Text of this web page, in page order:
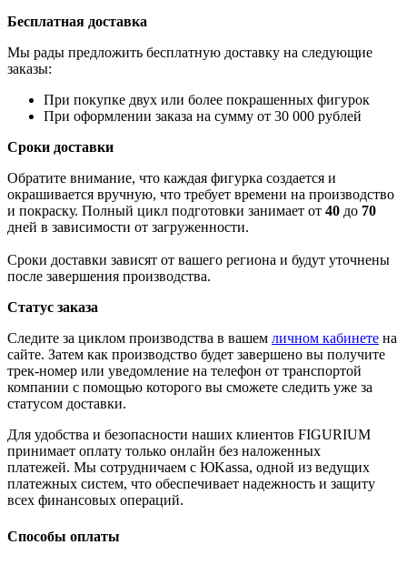
Бесплатная доставка
Мы рады предложить бесплатную доставку на следующие
заказы:
При покупке двух или более покрашенных фигурок
При оформлении заказа на сумму от 30 000 рублей
Сроки доставки
Обратите внимание, что каждая фигурка создается и
окрашивается вручную, что требует времени на производство
и покраску. Полный цикл подготовки занимает от 40 до 70
дней в зависимости от загруженности.
Сроки доставки зависят от вашего региона и будут уточнены
после завершения производства.
Статус заказа
Следите за циклом производства в вашем личном кабинете на
сайте. Затем как производство будет завершено вы получите
трек-номер или уведомление на телефон от транспортой
компании с помощью которого вы сможете следить уже за
статусом доставки.
Для удобства и безопасности наших клиентов FIGURIUM
принимает оплату только онлайн без наложенных
платежей. Мы сотрудничаем с ЮKassa, одной из ведущих
платежных систем, что обеспечивает надежность и защиту
всех финансовых операций.
Способы оплаты